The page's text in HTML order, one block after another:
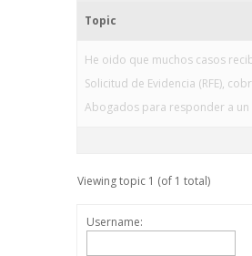
Topic
He oido que muchos casos
Solicitud de Evidencia (RFE),
Abogados para responder a un
Viewing topic 1 (of 1 total)
Username: